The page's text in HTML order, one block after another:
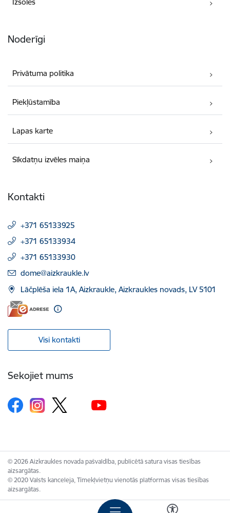
Noderīgi
Privātuma politika
Piekļūstamība
Lapas karte
Sīkdatņu izvēles maiņa
Kontakti
+371 65133925
+371 65133934
+371 65133930
E-pasts:
dome@aizkraukle.lv
Lāčplēša iela 1A, Aizkraukle, Aizkraukles novads, LV 5101
Visi kontakti
Sekojiet mums
© 2026 Aizkraukles novada pašvaldība, publicētā satura visas tiesības
aizsargātas.
© 2020 Valsts kanceleja, Tīmekļvietņu vienotās platformas visas tiesības
aizsargātas.